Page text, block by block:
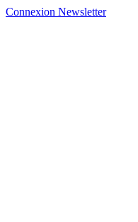
Connexion Newsletter